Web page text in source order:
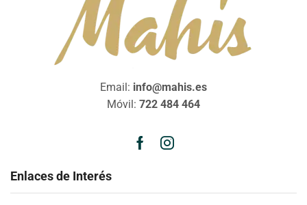
Email: info@mahis.es
Móvil: 722 484 464
Enlaces de Interés